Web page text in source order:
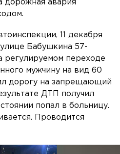
дорожная авария
11 декабря
Бабушкина 57-
регулируемом переходе
мужчину на вид 60
дорогу на запрещающий
ДТП получил
попал в больницу.
Проводится